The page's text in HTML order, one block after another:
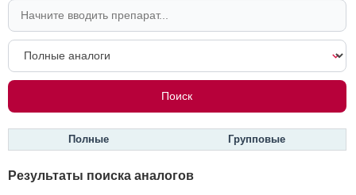
Полные Групповые
Результаты поиска аналогов